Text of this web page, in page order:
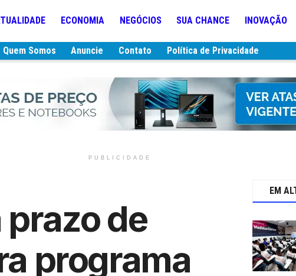
ECONOMIA NEGÓCIOS SUA CHANCE INOVAÇÃO
Quem Somos Anuncie Contato Política de Privacidade
PUBLICIDADE
de
programa
EM